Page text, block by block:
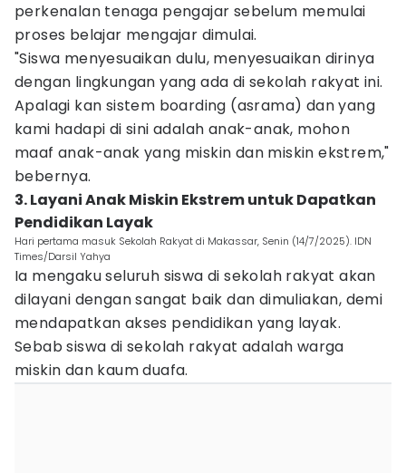
perkenalan tenaga pengajar sebelum memulai
proses belajar mengajar dimulai.
"Siswa menyesuaikan dulu, menyesuaikan dirinya
dengan lingkungan yang ada di sekolah rakyat ini.
Apalagi kan sistem boarding (asrama) dan yang
kami hadapi di sini adalah anak-anak, mohon
maaf anak-anak yang miskin dan miskin ekstrem,"
bebernya.
3. Layani Anak Miskin Ekstrem untuk Dapatkan
Pendidikan Layak
Hari pertama masuk Sekolah Rakyat di Makassar, Senin (14/7/2025). IDN
Times/Darsil Yahya
Ia mengaku seluruh siswa di sekolah rakyat akan
dilayani dengan sangat baik dan dimuliakan, demi
mendapatkan akses pendidikan yang layak.
Sebab siswa di sekolah rakyat adalah warga
miskin dan kaum duafa.